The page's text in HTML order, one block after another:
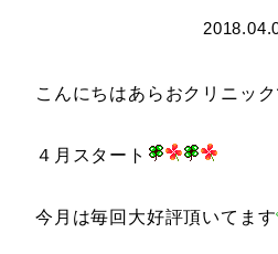
こんにちはあらおクリニッ
４月スタート
今月は毎回大好評頂いてます